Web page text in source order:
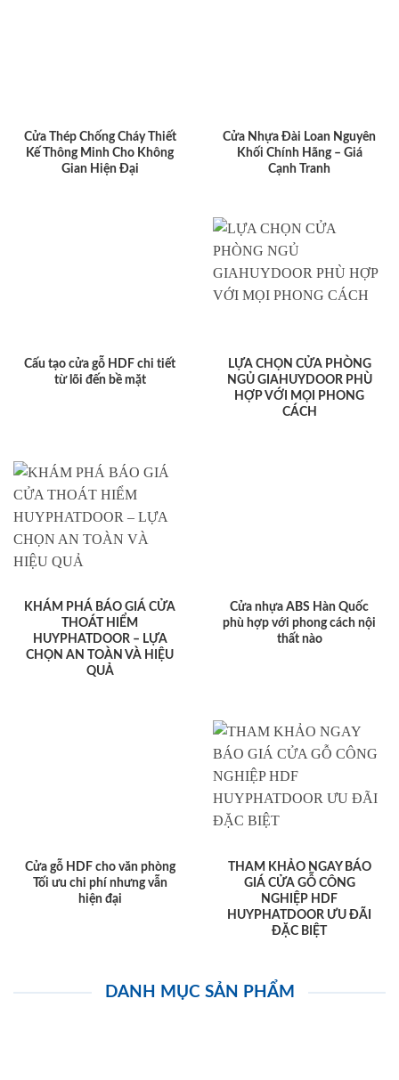
Cửa Thép Chống Cháy Thiết
Kế Thông Minh Cho Không
Gian Hiện Đại
Cửa Nhựa Đài Loan Nguyên
Khối Chính Hãng – Giá
Cạnh Tranh
Cấu tạo cửa gỗ HDF chi tiết
từ lõi đến bề mặt
LỰA CHỌN CỬA PHÒNG
NGỦ GIAHUYDOOR PHÙ
HỢP VỚI MỌI PHONG
CÁCH
KHÁM PHÁ BÁO GIÁ CỬA
THOÁT HIỂM
HUYPHATDOOR – LỰA
CHỌN AN TOÀN VÀ HIỆU
QUẢ
Cửa nhựa ABS Hàn Quốc
phù hợp với phong cách nội
thất nào
Cửa gỗ HDF cho văn phòng
Tối ưu chi phí nhưng vẫn
hiện đại
THAM KHẢO NGAY BÁO
GIÁ CỬA GỖ CÔNG
NGHIỆP HDF
HUYPHATDOOR ƯU ĐÃI
ĐẶC BIỆT
DANH MỤC SẢN PHẨM